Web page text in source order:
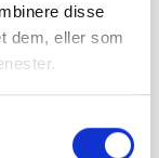
disse
dem, eller som